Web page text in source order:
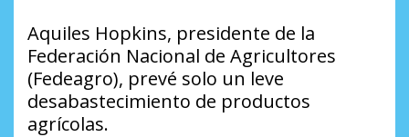
Aquiles Hopkins, presidente de la
Federación Nacional de Agricultores
(Fedeagro), prevé solo un leve
desabastecimiento de productos
agrícolas.